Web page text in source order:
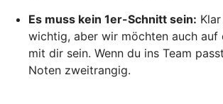
Es muss kein 1er-Schnitt sein:
wichtig, aber wir möchten auch auf
mit dir sein. Wenn du ins Team
Noten zweitrangig.